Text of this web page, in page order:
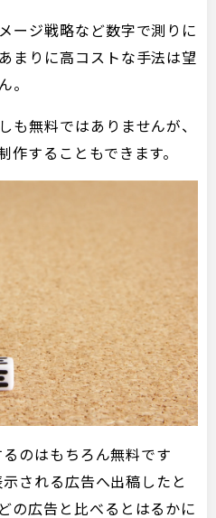
ージ戦略など数字で測りに
まりに高コストな手法は望
。
無料ではありませんが、
することもできます。
のはもちろん無料です
される広告へ出稿したと
の広告と比べるとはるかに